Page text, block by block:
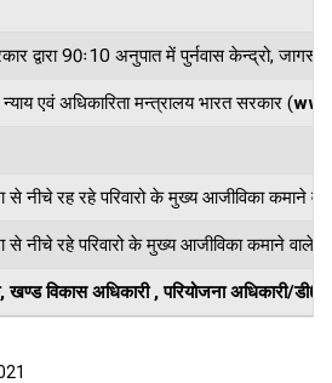
द्वारा 90ः10 अनुपात में पुर्नवास केन्द्रो,
एवं अधिकारिता मन्त्रालय भारत सरकार (
से नीचे रह रहे परिवारो के मुख्य आजीविका कमाने
से नीचे रहे परिवारो के मुख्य आजीविका कमाने
खण्ड विकास अधिकारी , परियोजना अधिकारी/